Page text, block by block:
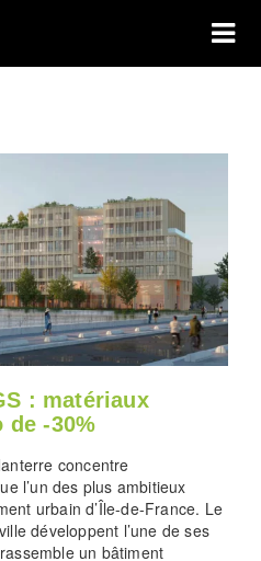
: matériaux
de -30%
concentre
l’un des plus ambitieux
urbain d’Île-de-France. Le
développent l’une de ses
un bâtiment